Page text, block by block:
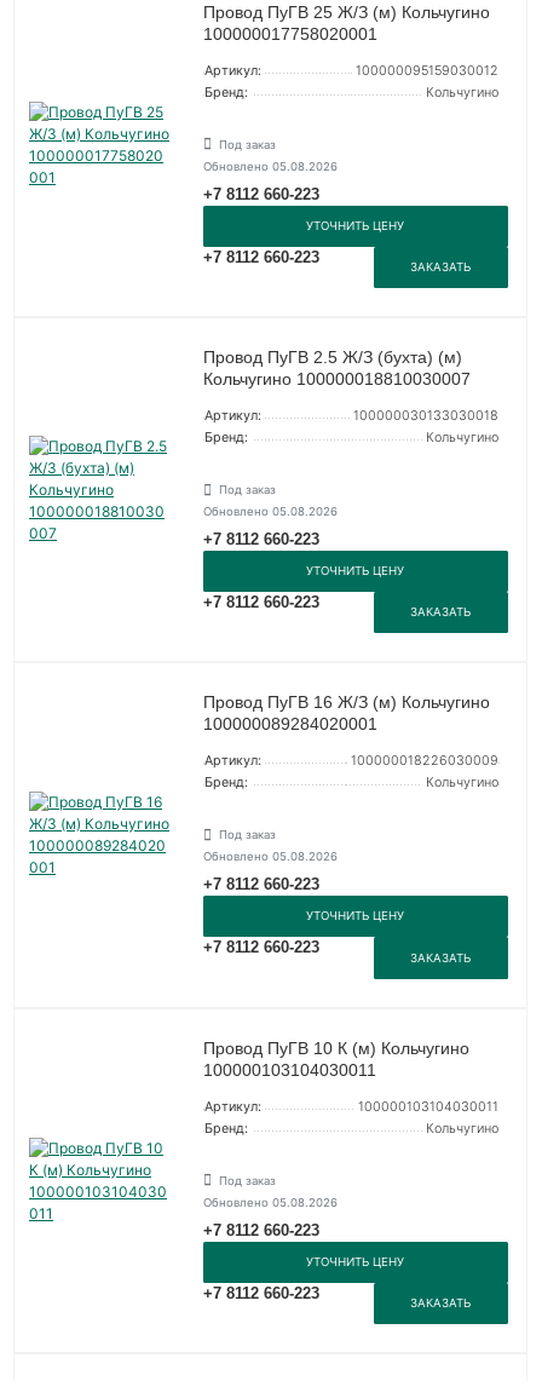
Провод ПуГВ 25 Ж/З (м) Кольчугино
100000017758020001
Артикул:
100000095159030012
Бренд:
Кольчугино
Под заказ
Обновлено 05.08.2026
+7 8112 660-223
УТОЧНИТЬ ЦЕНУ
+7 8112 660-223
ЗАКАЗАТЬ
Провод ПуГВ 2.5 Ж/З (бухта) (м)
Кольчугино 100000018810030007
Артикул:
100000030133030018
Бренд:
Кольчугино
Под заказ
Обновлено 05.08.2026
+7 8112 660-223
УТОЧНИТЬ ЦЕНУ
+7 8112 660-223
ЗАКАЗАТЬ
Провод ПуГВ 16 Ж/З (м) Кольчугино
100000089284020001
Артикул:
100000018226030009
Бренд:
Кольчугино
Под заказ
Обновлено 05.08.2026
+7 8112 660-223
УТОЧНИТЬ ЦЕНУ
+7 8112 660-223
ЗАКАЗАТЬ
Провод ПуГВ 10 К (м) Кольчугино
100000103104030011
Артикул:
100000103104030011
Бренд:
Кольчугино
Под заказ
Обновлено 05.08.2026
+7 8112 660-223
УТОЧНИТЬ ЦЕНУ
+7 8112 660-223
ЗАКАЗАТЬ